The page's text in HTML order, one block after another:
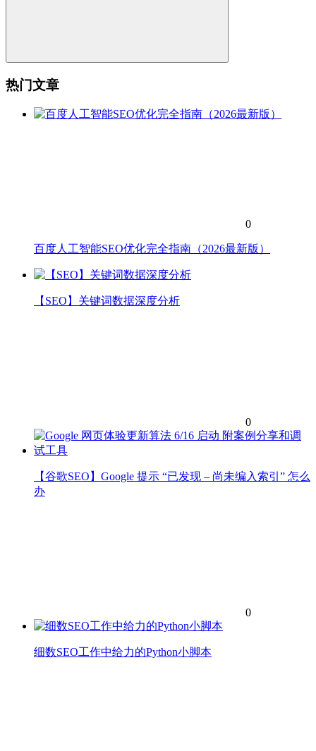
热门文章
0
百度人工智能SEO优化完全指南（2026最新版）
【SEO】关键词数据深度分析
0
【谷歌SEO】Google 提示 “已发现 – 尚未编入索引” 怎么
办
0
细数SEO工作中给力的Python小脚本